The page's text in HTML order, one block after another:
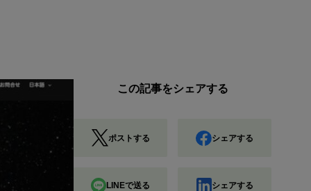
この記事をシェアする
ポストする シェアする
LINEで送る シェアする